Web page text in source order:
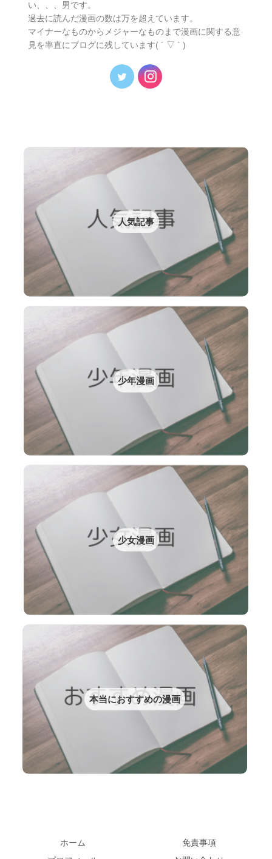
い、、、男です。
過去に読んだ漫画の数は万を超えています。
マイナーなものからメジャーなものまで漫画に関する意
見を率直にブログに残しています( ´ ▽ ` )
人気記事
少年漫画
少女漫画
本当におすすめの漫画
ホーム
免責事項